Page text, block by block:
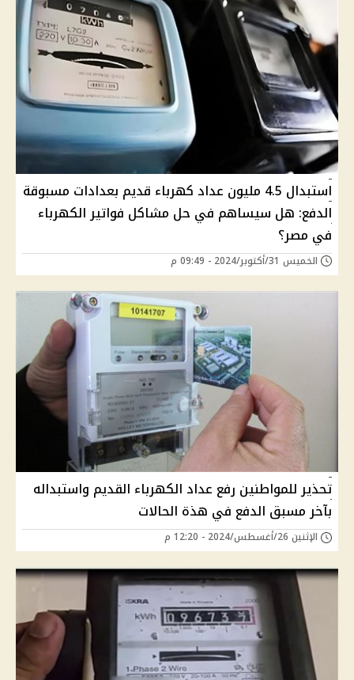
استبدال 4.5 مليون عداد كهرباء قديم بعدادات مسبوقة
الدفع: هل سيساهم في حل مشاكل فواتير الكهرباء
في مصر؟
الخميس 31/أكتوبر/2024 - 09:49 م
تحذير للمواطنين رفع عداد الكهرباء القديم واستبداله
بآخر مسبق الدفع في هذة الحالات
الإثنين 26/أغسطس/2024 - 12:20 م